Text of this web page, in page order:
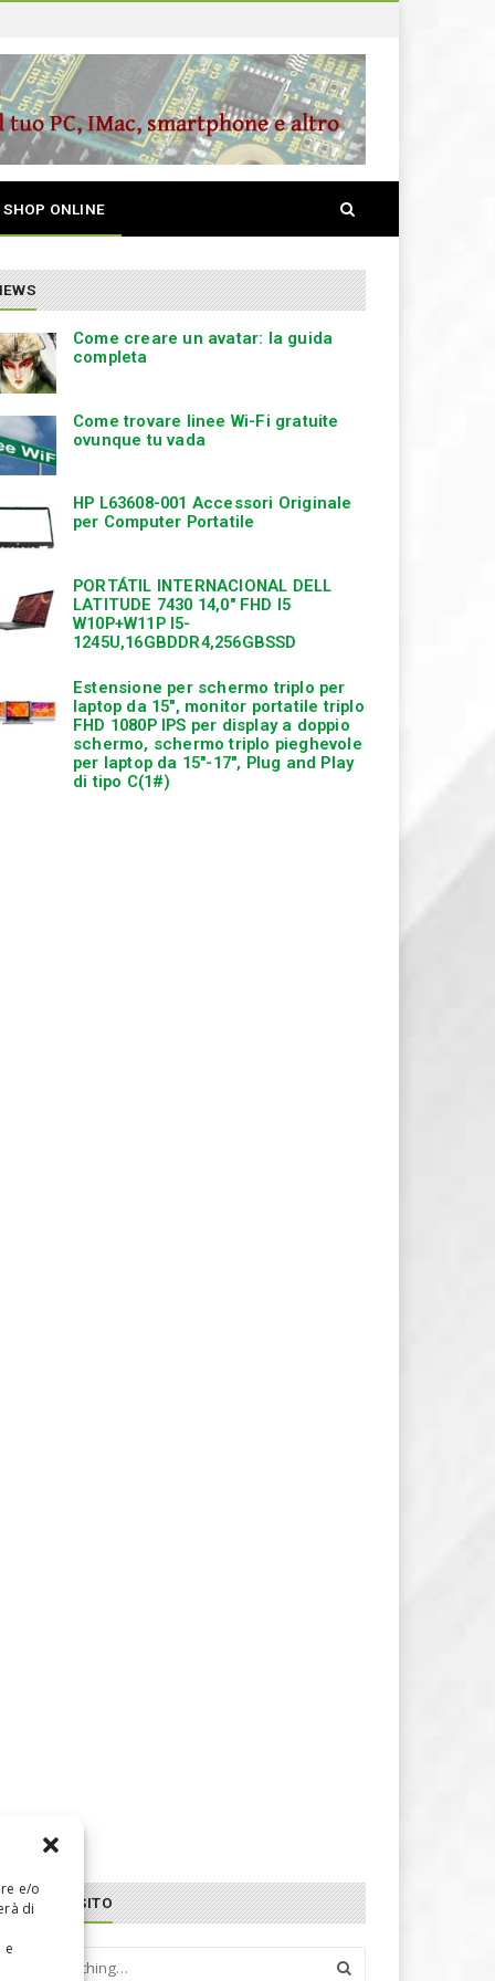
e/o
di
e
SHOP ONLINE
r
c
h
Come creare un avatar: la guida
completa
Come trovare linee Wi-Fi gratuite
ovunque tu vada
HP L63608-001 Accessori Originale
per Computer Portatile
PORTÁTIL INTERNACIONAL DELL
LATITUDE 7430 14,0″ FHD I5
W10P+W11P I5-
1245U,16GBDDR4,256GBSSD
Estensione per schermo triplo per
laptop da 15″, monitor portatile triplo
FHD 1080P IPS per display a doppio
schermo, schermo triplo pieghevole
per laptop da 15″-17″, Plug and Play
di tipo C(1#)
NEL SITO